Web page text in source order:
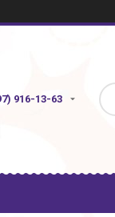
916-13-63